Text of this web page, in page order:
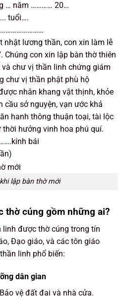
… năm ………… 20…
tuổi….
nhật lương thần, con xin làm lễ
Chúng con xin lập bàn thờ thiên
chư vị thần linh chứng giám
chư vị thần phật phù hộ
nhân khang vật thịnh, khỏe
cầu sở nguyện, vạn ước khả
hanh thông thuận toại, tài lộc
hưởng vinh hoa phú quí.
bái
lập bàn thờ mới
thờ cúng gồm những ai?
linh được thờ cúng trong tín
Đạo giáo, và các tôn giáo
linh phổ biến:
dân gian
vệ đất đai và nhà cửa.